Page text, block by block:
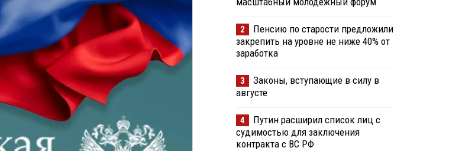
2
Пенсию по старости предложили
закрепить на уровне не ниже 40% от
заработка
3
Законы, вступающие в силу в
августе
4
Путин расширил список лиц с
судимостью для заключения
контракта с ВС РФ